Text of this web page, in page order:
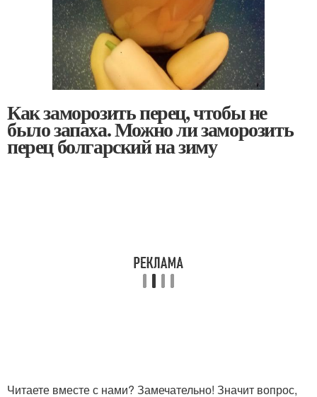
Как заморозить перец, чтобы не
было запаха. Можно ли заморозить
перец болгарский на зиму
Читаете вместе с нами? Замечательно! Значит вопрос,